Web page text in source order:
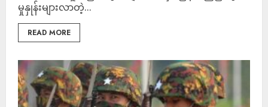
မှုနှုန်းများလာတဲ့...
READ MORE